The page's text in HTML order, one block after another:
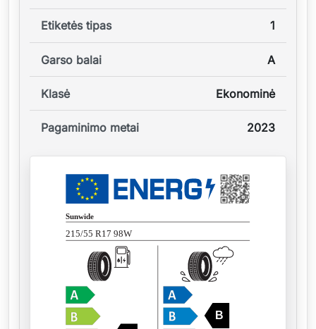
Etiketės tipas 1
Garso balai A
Klasė Ekonominė
Pagaminimo metai 2023
Sunwide
215/55 R17 98W
B